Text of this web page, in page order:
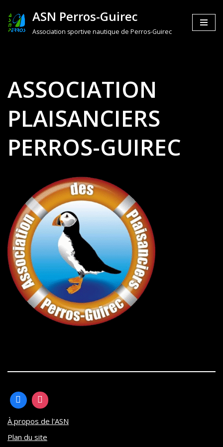
Aller
ASN Perros-Guirec
Association sportive nautique de Perros-Guirec
ASSOCIATION
PLAISANCIERS
PERROS-GUIREC
À propos de l'ASN
Plan du site